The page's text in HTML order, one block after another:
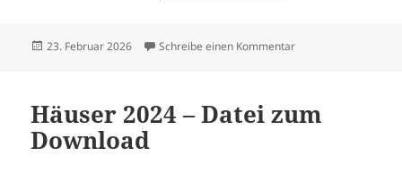
Veröffentlicht
23. Februar 2026 Schreibe einen Kommentarzu Soldaten aus
Häuser 2024 – Datei zum
Download